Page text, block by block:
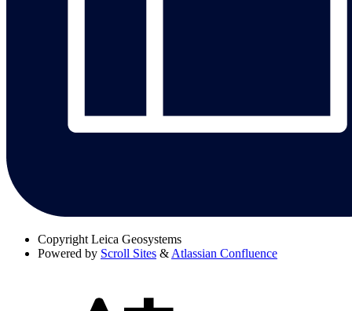
Copyright Leica Geosystems
Powered by Scroll Sites & Atlassian Confluence